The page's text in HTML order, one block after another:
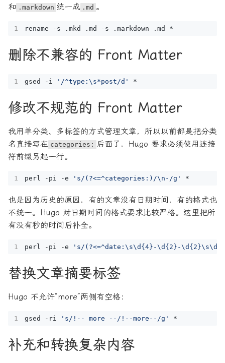
和 .markdown 统一成 .md 。
删除不兼容的 Front Matter
gsed -i '/^type:\s*post/d'
修改不规范的 Front Matter
我用单分类、多标签的方式管理文章，所以以前都是把分类
名直接写在 categories: 后面了，Hugo 要求必须使用连接
符前缀另起一行。
perl -pi -e 's/(?<=^categories:)/\n-/g'
也是因为历史的原因，有的文章没有日期时间，有的格式也
不统一。Hugo 对日期时间的格式要求比较严格。这里把所
有没有秒的时间后补全。
perl -pi -e 's/(?<=^date:\s\d{4}-\d{2}-
替换文章摘要标签
Hugo 不允许“more”两侧有空格：
gsed -ri 's/!-- more --/!--more--/g'
补充和转换复杂内容